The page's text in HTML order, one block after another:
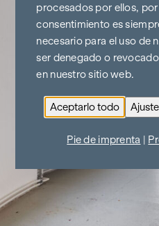
procesados por ellos, por
consentimiento es
necesario para el uso de
ser denegado o
en nuestro sitio web.
Aceptarlo todo
Pie de imprenta